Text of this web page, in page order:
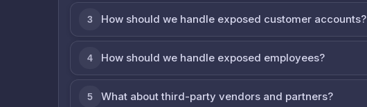
3 How should we handle exposed customer accounts?
4 How should we handle exposed employees?
5 What about third-party vendors and partners?